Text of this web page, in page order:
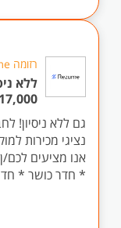
רזומה Rezume כח אדם והשמה
ללא
17,000 שח!
גם ללא ניסיון!
נציגי מכירות
* ‏חדר כושר *